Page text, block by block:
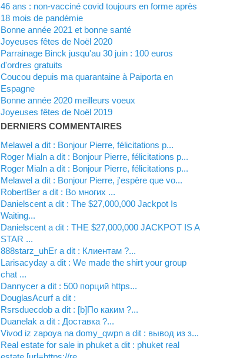
46 ans : non-vacciné covid toujours en forme après
18 mois de pandémie
Bonne année 2021 et bonne santé
Joyeuses fêtes de Noël 2020
Parrainage Binck jusqu'au 30 juin : 100 euros
d'ordres gratuits
Coucou depuis ma quarantaine à Paiporta en
Espagne
Bonne année 2020 meilleurs voeux
Joyeuses fêtes de Noël 2019
DERNIERS COMMENTAIRES
Melawel a dit : Bonjour Pierre, félicitations p...
Roger Mialn a dit : Bonjour Pierre, félicitations p...
Roger Mialn a dit : Bonjour Pierre, félicitations p...
Melawel a dit : Bonjour Pierre, j'espère que vo...
RobertBer a dit : Во многих ...
Danielscent a dit : The $27,000,000 Jackpot Is
Waiting...
Danielscent a dit : THE $27,000,000 JACKPOT IS A
STAR ...
888starz_uhEr a dit : Клиентам ?...
Larisacyday a dit : We made the shirt your group
chat ...
Dannycer a dit : 500 порций https...
DouglasAcurf a dit :
Rsrsduecdob a dit : [b]По каким ?...
Duanelak a dit : Доставка ?...
vivod iz zapoya na domy_qwpn a dit : вывод из з...
real estate for sale in phuket a dit : phuket real